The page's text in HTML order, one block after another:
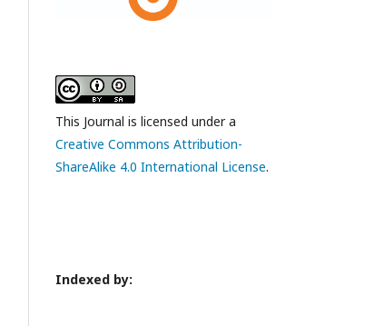
This Journal is licensed under a
Creative Commons Attribution-
ShareAlike 4.0 International License.
Indexed by: